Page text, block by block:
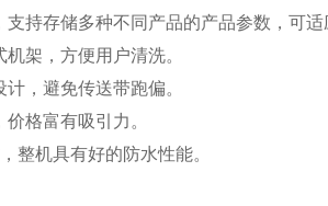
持存储多种不同产品的产品参数，可适
架，方便用户清洗。
，避免传送带跑偏。
格富有吸引力。
整机具有好的防水性能。